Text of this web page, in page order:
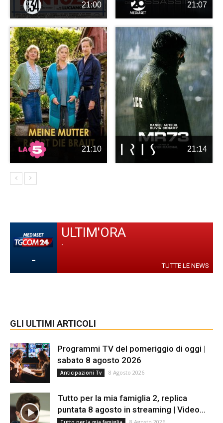
21:00 21:07
21:10 21:14
-
ULTIM'ORA
-
TUTTE LE NEWS
GLI ULTIMI ARTICOLI
Programmi TV del pomeriggio di oggi |
sabato 8 agosto 2026
Anticipazioni Tv 8 Agosto 2026
Tutto per la mia famiglia 2, replica
puntata 8 agosto in streaming | Video...